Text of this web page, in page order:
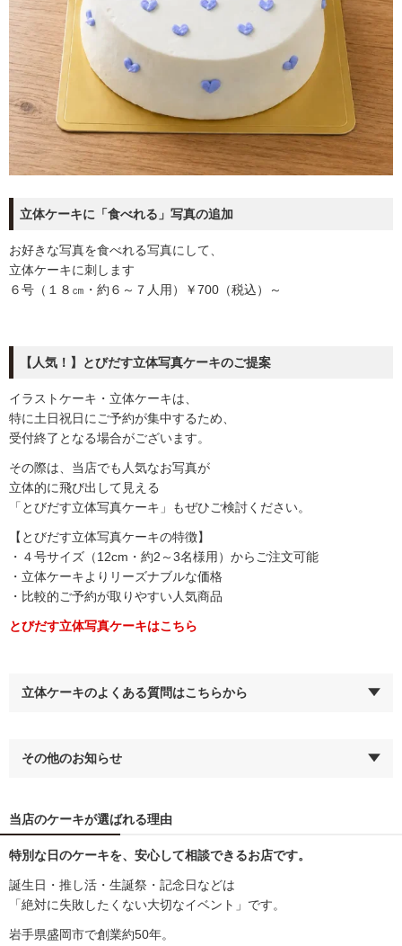
立体ケーキに「食べれる」写真の追加
お好きな写真を食べれる写真にして、
立体ケーキに刺します
６号（１８㎝・約６～７人用）￥700（税込）～
【人気！】とびだす立体写真ケーキのご提案
イラストケーキ・立体ケーキは、
特に土日祝日にご予約が集中するため、
受付終了となる場合がございます。
その際は、当店でも人気なお写真が
立体的に飛び出して見える
「とびだす立体写真ケーキ」もぜひご検討ください。
【とびだす立体写真ケーキの特徴】
・４号サイズ（12cm・約2～3名様用）からご注文可能
・立体ケーキよりリーズナブルな価格
・比較的ご予約が取りやすい人気商品
とびだす立体写真ケーキはこちら
立体ケーキのよくある質問はこちらから
その他のお知らせ
当店のケーキが選ばれる理由
特別な日のケーキを、安心して相談できるお店です。
誕生日・推し活・生誕祭・記念日などは
「絶対に失敗したくない大切なイベント」です。
岩手県盛岡市で創業約50年。